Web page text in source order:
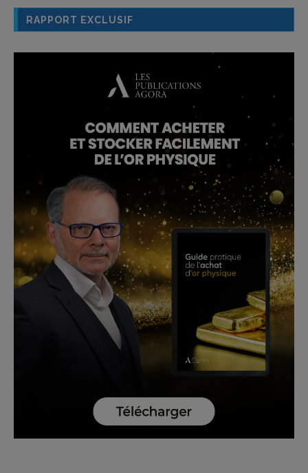
RAPPORT EXCLUSIF